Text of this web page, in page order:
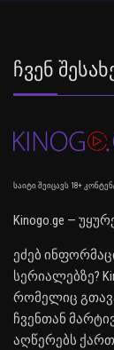
Ჩვენ
საიტი შეიცავს 18+
Kinogo.ge —
ეძებ
სერიალებზე?
რომელიც
ჩვენთან
აღწერებს